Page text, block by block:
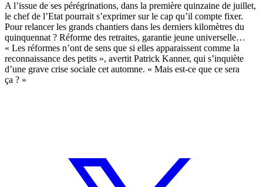
A l’issue de ses pérégrinations, dans la première quinzaine de juillet,
le chef de l’Etat pourrait s’exprimer sur le cap qu’il compte fixer.
Pour relancer les grands chantiers dans les derniers kilomètres du
quinquennat ? Réforme des retraites, garantie jeune universelle…
« Les réformes n’ont de sens que si elles apparaissent comme la
reconnaissance des petits », avertit Patrick Kanner, qui s’inquiète
d’une grave crise sociale cet automne. « Mais est-ce que ce sera
ça ? »